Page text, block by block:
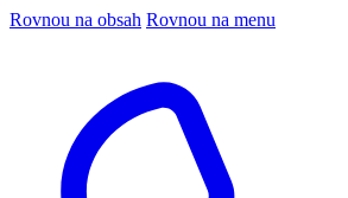
Rovnou na obsah Rovnou na menu